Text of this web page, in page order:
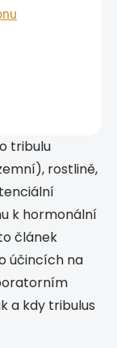
tribulu
rostlině,
k hormonální
článek
účincích na
a kdy tribulus